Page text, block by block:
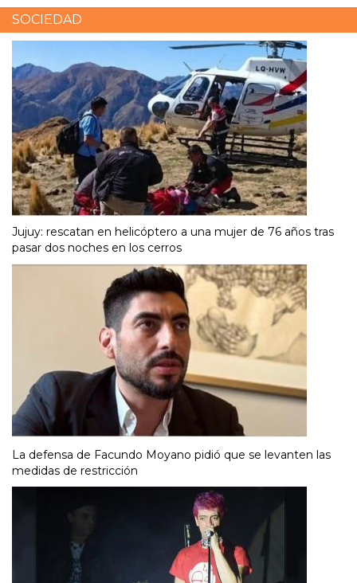
SOCIEDAD
Jujuy: rescatan en helicóptero a una mujer de 76 años tras
pasar dos noches en los cerros
La defensa de Facundo Moyano pidió que se levanten las
medidas de restricción